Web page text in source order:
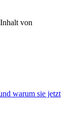
von
warum sie jetzt